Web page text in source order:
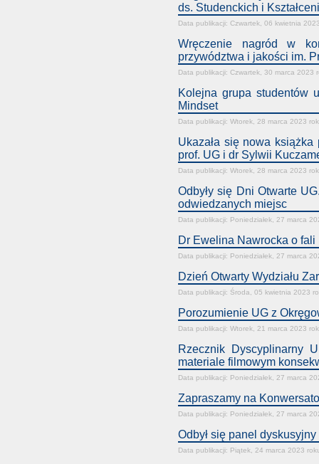
ds. Studenckich i
Data publikacji: Czwartek, 06 kwietnia
Wręczenie nagród w
przywództwa i jakości im.
Data publikacji: Czwartek, 30 marca 2023
Kolejna grupa studentów
Mindset
Data publikacji: Wtorek, 28 marca 2023
Ukazała się nowa
prof. UG i dr Sylwii
Data publikacji: Wtorek, 28 marca 2023
Odbyły się Dni Otwarte
odwiedzanych miejsc
Data publikacji: Poniedziałek, 27 marca
Dr Ewelina Nawrocka o
Data publikacji: Poniedziałek, 27 marca
Dzień Otwarty Wydziału
Data publikacji: Środa, 05 kwietnia 2023
Porozumienie UG z
Data publikacji: Wtorek, 21 marca 2023
Rzecznik Dyscyplinarny
materiale filmowym
Data publikacji: Poniedziałek, 27 marca
Zapraszamy na
Data publikacji: Poniedziałek, 27 marca
Odbył się panel
Data publikacji: Piątek, 24 marca 2023